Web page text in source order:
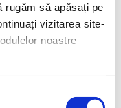
rugăm să apăsați pe
vizitarea site-
noastre